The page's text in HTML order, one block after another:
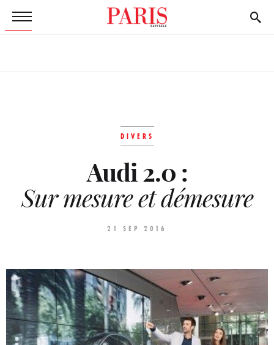
DIVERS
Audi 2.0 :
Sur mesure et démesure
21 SEP 2016